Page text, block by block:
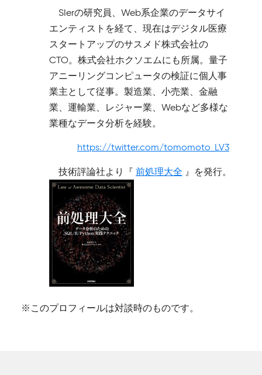
SIerの研究員、Web系企業のデータサイ
エンティストを経て、現在はデジタル医療
スタートアップのサスメド株式会社の
CTO。株式会社ホクソエムにも所属。量子
アニーリングコンピュータの検証に個人事
業主として従事。製造業、小売業、金融
業、運輸業、レジャー業、Webなど多様な
業種なデータ分析を経験。
https://twitter.com/tomomoto_LV3
技術評論社より『 前処理大全 』を発行。
※このプロフィールは対談時のものです。